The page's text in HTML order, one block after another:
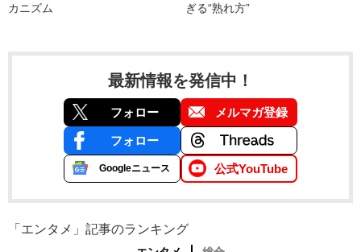
カニズム
ぎる“熟れ方”
最新情報を発信中！
フォロー メルマガ登録
フォロー
Googleニュース 公式YouTube
「エンタメ」記事のランキング